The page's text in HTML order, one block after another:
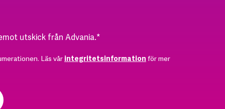
utskick från Advania.*
Läs vår integritetsinformation för mer